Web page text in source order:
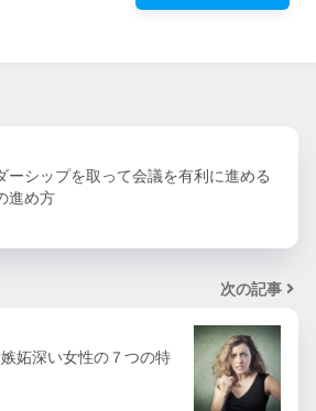
ーシップを取って会議を有利に進める
進め方
次の記事
妬深い女性の７つの特